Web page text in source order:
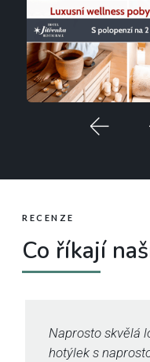
RECENZE
Co říkají
Naprosto skvělá
hotýlek s